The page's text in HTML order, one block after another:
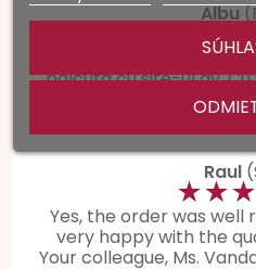
Albu
livrarea a fost in regula
palcuta cu site-ul dv.
cu o alta
Raul
Yes, the order was well
very happy with the
Your colleague, Ms.